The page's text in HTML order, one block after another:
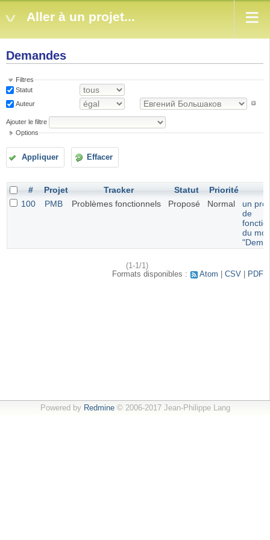
Aller à un projet...
Demandes
Filtres
Statut
Auteur
Ajouter le filtre
Options
Appliquer Effacer
# Projet Tracker Statut Priorité
100
PMB Problèmes fonctionnels Proposé Normal
un
de
du
(1-1/1)
Formats disponibles :
Atom CSV PDF
Powered by Redmine© 2006-2017 Jean-Philippe Lang